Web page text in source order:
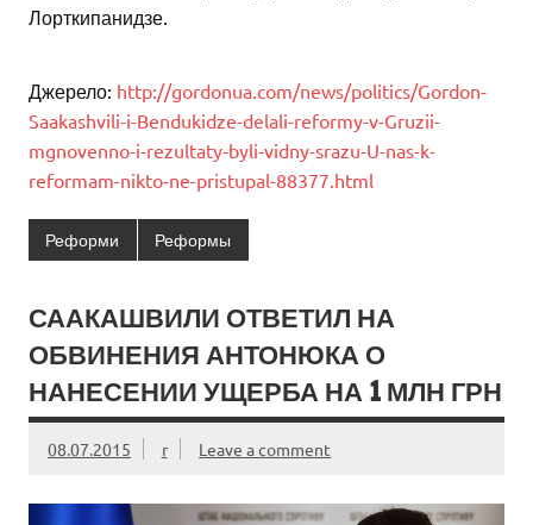
Лорткипанидзе.
Джерело: http://gordonua.com/news/politics/Gordon-
Saakashvili-i-Bendukidze-delali-reformy-v-Gruzii-
mgnovenno-i-rezultaty-byli-vidny-srazu-U-nas-k-
reformam-nikto-ne-pristupal-88377.html
Реформи Реформы
СААКАШВИЛИ ОТВЕТИЛ НА
ОБВИНЕНИЯ АНТОНЮКА О
НАНЕСЕНИИ УЩЕРБА НА 1 МЛН ГРН
08.07.2015 r Leave a comment